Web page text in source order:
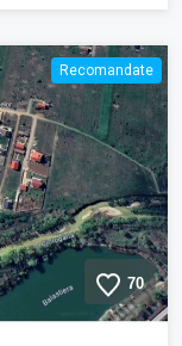
Recomandate
70